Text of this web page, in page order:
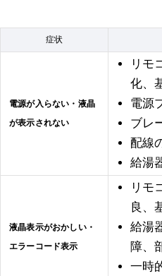
故障のサインですか？対処法は？
Q3. 給湯器のリモコンが故障
Q4. 給湯器のリモコンが故障
Q5. 給湯器のリモコンが故障
Q6. 浴室にある給湯器のリモ
原因は何が考えられますか？
症状
電源が入らない・液晶
が表示されない
リモ
化、
電源
ブレ
配線
給湯
液晶表示がおかしい・
エラーコード表示
リモ
良、
給湯
障、
一時